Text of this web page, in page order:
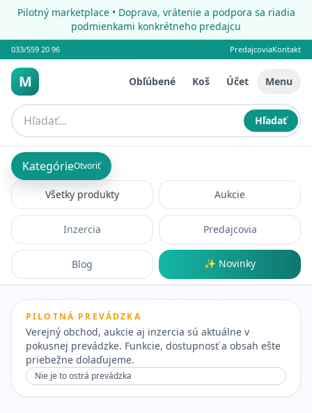
Pilotný marketplace • Doprava, vrátenie a podpora sa riadia
podmienkami konkrétneho predajcu
033/559 20 96 PredajcoviaKontakt
M Obľúbené Koš Účet Menu
Hľadať
KategórieOtvoriť
Všetky produkty Aukcie
Inzercia Predajcovia
Blog ✨ Novinky
PILOTNÁ PREVÁDZKA
Verejný obchod, aukcie aj inzercia sú aktuálne v
pokusnej prevádzke. Funkcie, dostupnosť a obsah ešte
priebežne dolaďujeme.
Nie je to ostrá prevádzka